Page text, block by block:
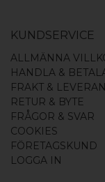
KUNDSERVICE
ALLMÄNNA
HANDLA &
FRAKT &
RETUR & BYTE
FRÅGOR & SVAR
COOKIES
FÖRETAGSKUND
LOGGA IN